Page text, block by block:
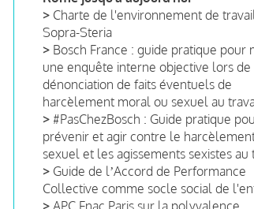
> Charte de l'environnement de
Sopra-Steria
> Bosch France : guide pratique pour
une enquête interne objective lors de
dénonciation de faits éventuels de
harcèlement moral ou sexuel au
> #PasChezBosch : Guide pratique
prévenir et agir contre le
sexuel et les agissements sexistes au
> Guide de lʼAccord de Performance
Collective comme socle social de
> APC Fnac Paris sur la polyvalence